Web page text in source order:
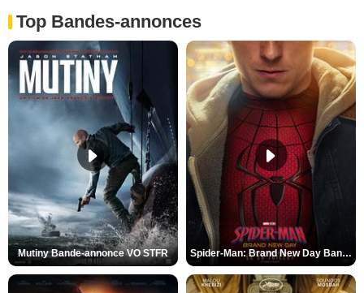
Top Bandes-annonces
Mutiny Bande-annonce VO STFR Spider-Man: Brand New Day Bande-annonce VO STFR